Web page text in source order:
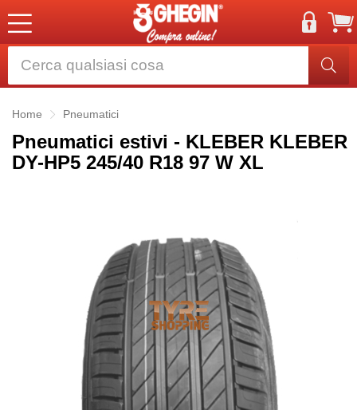
Home Pneumatici
Pneumatici estivi - KLEBER KLEBER
DY-HP5 245/40 R18 97 W XL